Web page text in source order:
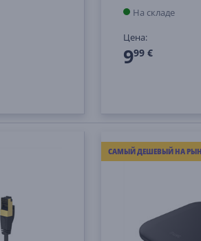
На складе
Цена:
999 €
САМЫЙ ДЕШЕВЫЙ НА